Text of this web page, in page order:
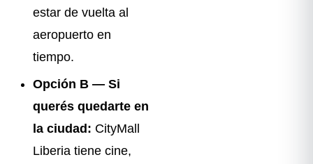
estar de vuelta al
aeropuerto en
tiempo.
Opción B — Si
querés quedarte en
la ciudad: CityMall
Liberia tiene cine,